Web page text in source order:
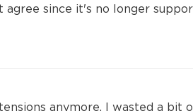
since it's no longer
anymore, I wasted a